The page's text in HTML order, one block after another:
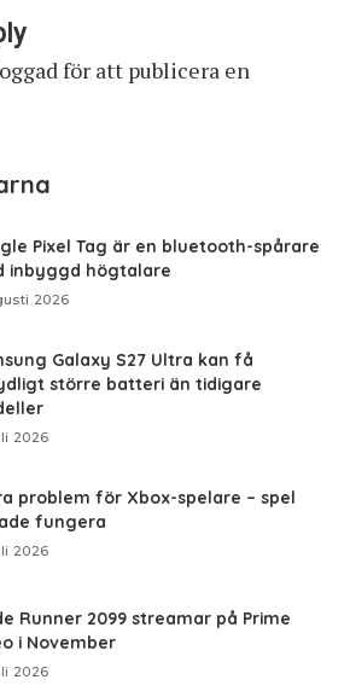
för att publicera en
Pixel Tag är en bluetooth-spårare
inbyggd högtalare
2026
Galaxy S27 Ultra kan få
större batteri än tidigare
2026
problem för Xbox-spelare – spel
fungera
2026
Runner 2099 streamar på Prime
i November
2026